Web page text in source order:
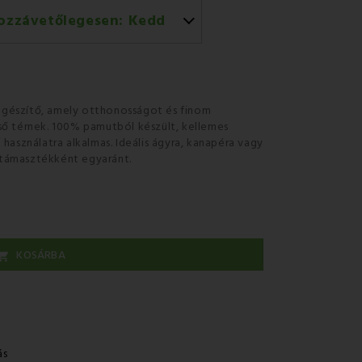
Kedd
amely otthonosságot és finom
térnek. 100% pamutból készült, kellemes
alkalmas. Ideális ágyra, kanapéra vagy
egyaránt.
KOSÁRBA